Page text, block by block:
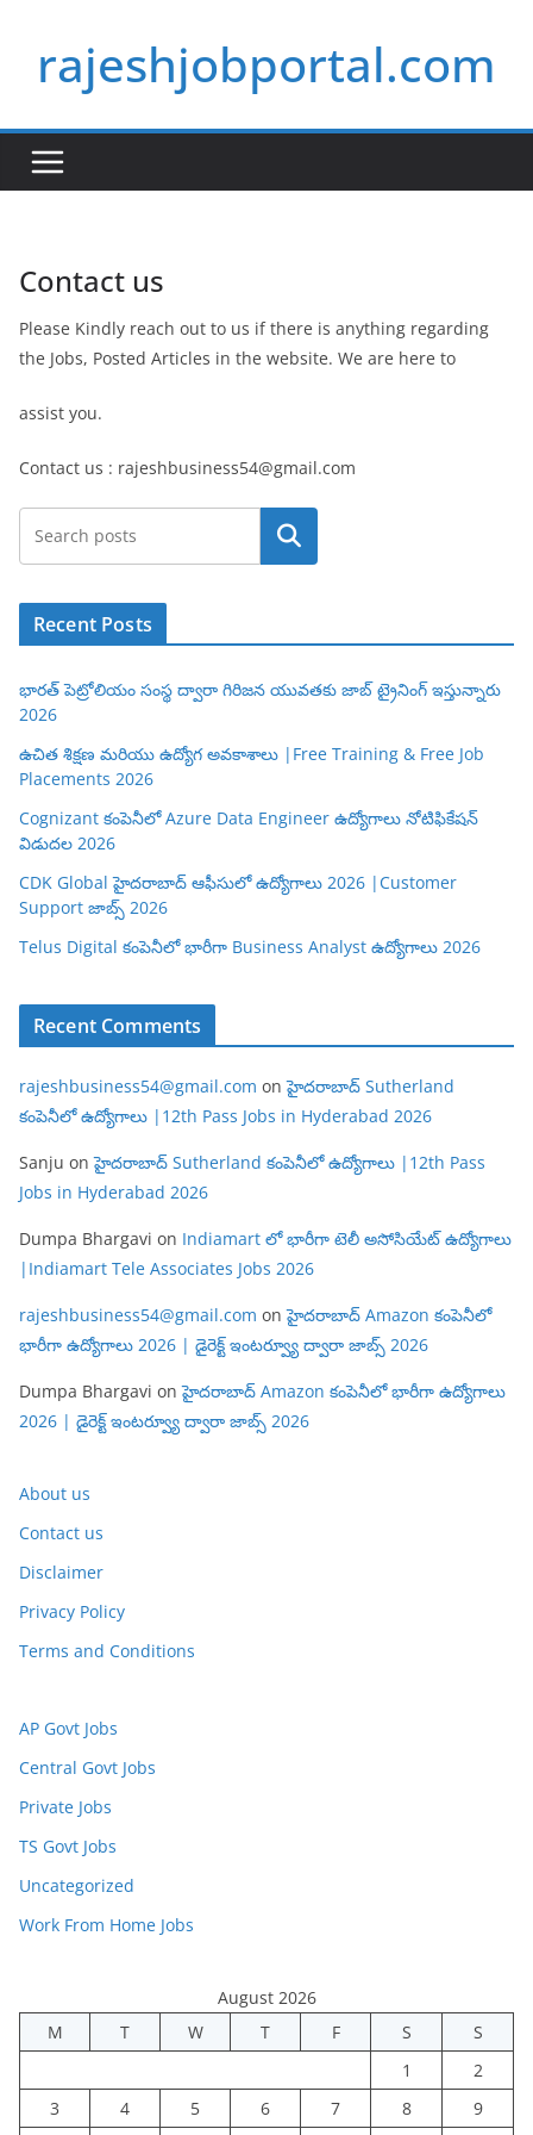
contentrajeshjobportal.com
Contact us
Please Kindly reach out to us if there is anything regarding
the Jobs, Posted Articles in the website. We are here to
assist you.
Contact us : rajeshbusiness54@gmail.com
Search
Recent Posts
భారత్ పెట్రోలియం సంస్థ ద్వారా గిరిజన యువతకు జాబ్ ట్రైనింగ్ ఇస్తున్నారు
2026
ఉచిత శిక్షణ మరియు ఉద్యోగ అవకాశాలు |Free Training & Free Job
Placements 2026
Cognizant కంపెనీలో Azure Data Engineer ఉద్యోగాలు నోటిఫికేషన్
విడుదల 2026
CDK Global హైదరాబాద్ ఆఫీసులో ఉద్యోగాలు 2026 |Customer
Support జాబ్స్ 2026
Telus Digital కంపెనీలో భారీగా Business Analyst ఉద్యోగాలు 2026
Recent Comments
rajeshbusiness54@gmail.com onహైదరాబాద్ Sutherland
కంపెనీలో ఉద్యోగాలు |12th Pass Jobs in Hyderabad 2026
Sanju onహైదరాబాద్ Sutherland కంపెనీలో ఉద్యోగాలు |12th Pass
Jobs in Hyderabad 2026
Dumpa Bhargavi on Indiamart లో భారీగా టెలీ అసోసియేట్ ఉద్యోగాలు
|Indiamart Tele Associates Jobs 2026
rajeshbusiness54@gmail.com onహైదరాబాద్ Amazon కంపెనీలో
భారీగా ఉద్యోగాలు 2026 | డైరెక్ట్ ఇంటర్వ్యూ ద్వారా జాబ్స్ 2026
Dumpa Bhargavi onహైదరాబాద్ Amazon కంపెనీలో భారీగా ఉద్యోగాలు
2026 | డైరెక్ట్ ఇంటర్వ్యూ ద్వారా జాబ్స్ 2026
About us
Contact us
Disclaimer
Privacy Policy
Terms and Conditions
AP Govt Jobs
Central Govt Jobs
Private Jobs
TS Govt Jobs
Uncategorized
Work From Home Jobs
August 2026
M
T W T F S
S
1
2
3
4 5 6 7 8 9